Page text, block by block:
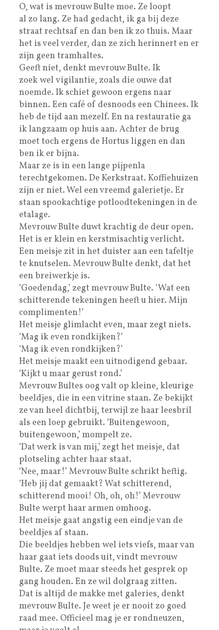
O, wat is mevrouw Bulte moe. Ze loopt
al zo lang. Ze had gedacht, ik ga bij deze
straat rechtsaf en dan ben ik zo thuis. Maar
het is veel verder, dan ze zich herinnert en er
zijn geen tramhaltes.
Geeft niet, denkt mevrouw Bulte. Ik
zoek wel vigilantie, zoals die ouwe dat
noemde. Ik schiet gewoon ergens naar
binnen. Een café of desnoods een Chinees. Ik
heb de tijd aan mezelf. En na restauratie ga
ik langzaam op huis aan. Achter de brug
moet toch ergens de Hortus liggen en dan
ben ik er bijna.
Maar ze is in een lange pijpenla
terechtgekomen. De Kerkstraat. Koffiehuizen
zijn er niet. Wel een vreemd galerietje. Er
staan spookachtige potloodtekeningen in de
etalage.
Mevrouw Bulte duwt krachtig de deur open.
Het is er klein en kerstmisachtig verlicht.
Een meisje zit in het duister aan een tafeltje
te knutselen. Mevrouw Bulte denkt, dat het
een breiwerkje is.
‘Goedendag,’ zegt mevrouw Bulte. ‘Wat een
schitterende tekeningen heeft u hier. Mijn
complimenten!’
Het meisje glimlacht even, maar zegt niets.
‘Mag ik even rondkijken?’
‘Mag ik even rondkijken?’
Het meisje maakt een uitnodigend gebaar.
‘Kijkt u maar gerust rond.’
Mevrouw Bultes oog valt op kleine, kleurige
beeldjes, die in een vitrine staan. Ze bekijkt
ze van heel dichtbij, terwijl ze haar leesbril
als een loep gebruikt. ‘Buitengewoon,
buitengewoon,’ mompelt ze.
‘Dat werk is van mij,’ zegt het meisje, dat
plotseling achter haar staat.
‘Nee, maar!’ Mevrouw Bulte schrikt heftig.
‘Heb jij dat gemaakt? Wat schitterend,
schitterend mooi! Oh, oh, oh!’ Mevrouw
Bulte werpt haar armen omhoog.
Het meisje gaat angstig een eindje van de
beeldjes af staan.
Die beeldjes hebben wel iets viefs, maar van
haar gaat iets doods uit, vindt mevrouw
Bulte. Ze moet maar steeds het gesprek op
gang houden. En ze wil dolgraag zitten.
Dat is altijd de makke met galeries, denkt
mevrouw Bulte. Je weet je er nooit zo goed
raad mee. Officieel mag je er rondneuzen,